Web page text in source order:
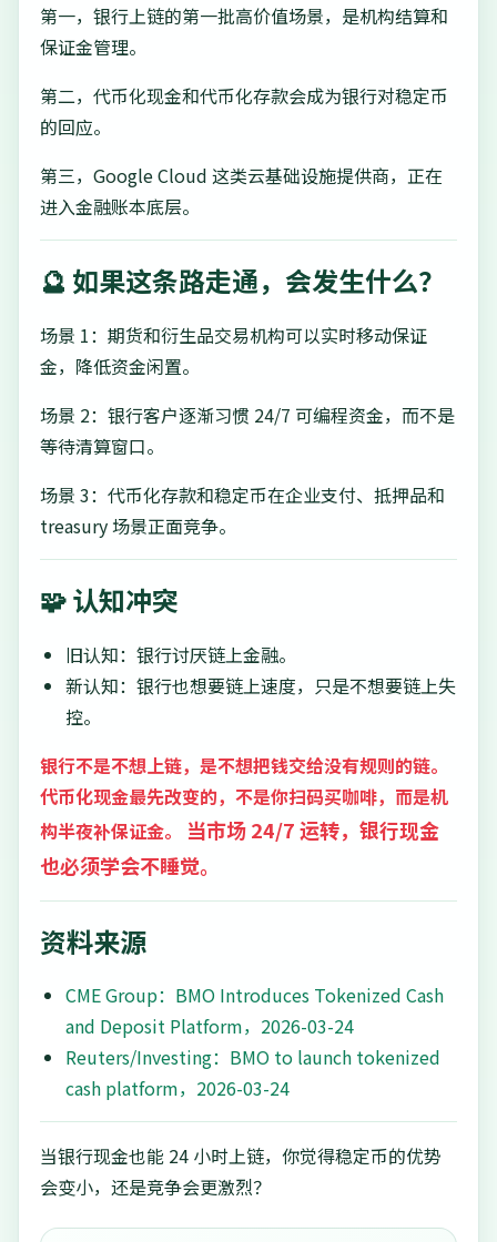
第一，银行上链的第一批高价值场景，是机构结算和
保证金管理。
第二，代币化现金和代币化存款会成为银行对稳定币
的回应。
第三，Google Cloud 这类云基础设施提供商，正在
进入金融账本底层。
🔮 如果这条路走通，会发生什么？
场景 1：期货和衍生品交易机构可以实时移动保证
金，降低资金闲置。
场景 2：银行客户逐渐习惯 24/7 可编程资金，而不是
等待清算窗口。
场景 3：代币化存款和稳定币在企业支付、抵押品和
treasury 场景正面竞争。
🧩 认知冲突
旧认知：银行讨厌链上金融。
新认知：银行也想要链上速度，只是不想要链上失
控。
银行不是不想上链，是不想把钱交给没有规则的链。
代币化现金最先改变的，不是你扫码买咖啡，而是机
构半夜补保证金。
当市场 24/7 运转，银行现金
也必须学会不睡觉。
资料来源
CME Group：BMO Introduces Tokenized Cash
and Deposit Platform，2026-03-24
Reuters/Investing：BMO to launch tokenized
cash platform，2026-03-24
当银行现金也能 24 小时上链，你觉得稳定币的优势
会变小，还是竞争会更激烈？